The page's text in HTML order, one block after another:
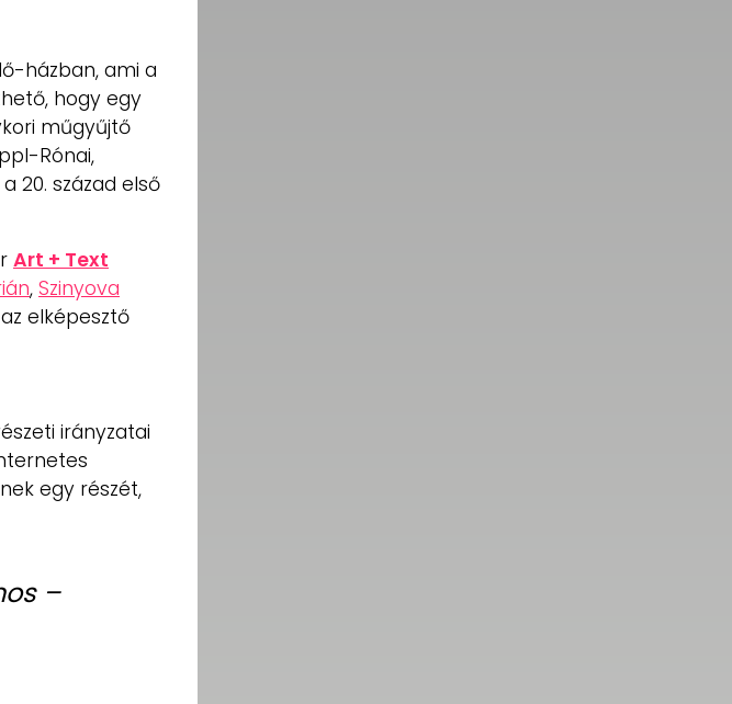
házban, ami a
hogy egy
műgyűjtő
Rónai,
20. század első
Art + Text
, Szinyova
elképesztő
irányzatai
egy részét,
–